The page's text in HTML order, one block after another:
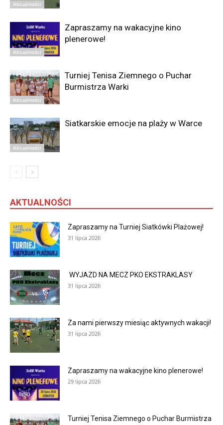
Aktualności
Aktualności
Zapraszamy na wakacyjne kino
plenerowe!
Aktualności
Turniej Tenisa Ziemnego o Puchar
Burmistrza Warki
Aktualności
Siatkarskie emocje na plaży w Warce
AKTUALNOŚCI
Zapraszamy na Turniej Siatkówki Plażowej!
31 lipca 2026
WYJAZD NA MECZ PKO EKSTRAKLASY
31 lipca 2026
Za nami pierwszy miesiąc aktywnych wakacji!
31 lipca 2026
Zapraszamy na wakacyjne kino plenerowe!
29 lipca 2026
Turniej Tenisa Ziemnego o Puchar Burmistrza